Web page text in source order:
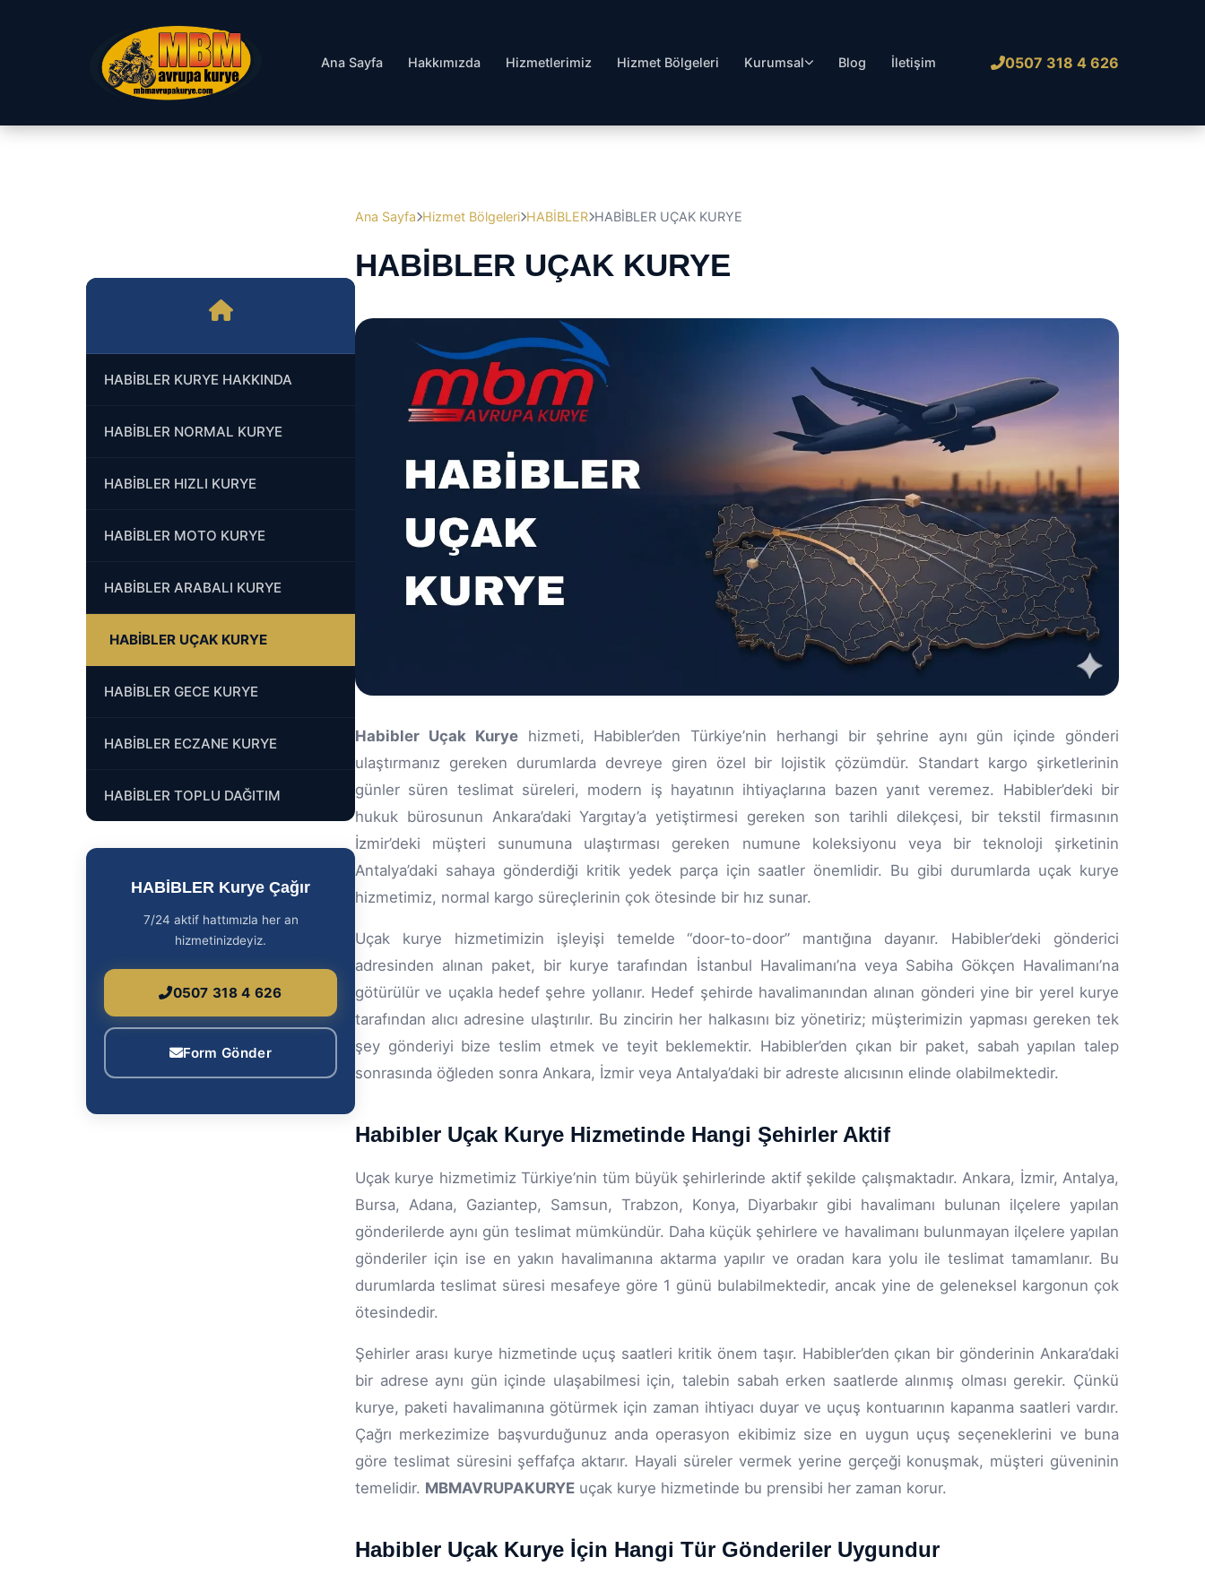
Ana Sayfa Hakkımızda Hizmetlerimiz Hizmet Bölgeleri Kurumsal Blog İletişim 0507 318 4 626
HABİBLER KURYE HAKKINDA
HABİBLER NORMAL KURYE
HABİBLER HIZLI KURYE
HABİBLER MOTO KURYE
HABİBLER ARABALI KURYE
HABİBLER UÇAK KURYE
HABİBLER GECE KURYE
HABİBLER ECZANE KURYE
HABİBLER TOPLU DAĞITIM
HABİBLER Kurye Çağır
7/24 aktif hattımızla her an
hizmetinizdeyiz.
0507 318 4 626
Form Gönder
Ana Sayfa Hizmet Bölgeleri HABİBLER HABİBLER UÇAK KURYE
HABİBLER UÇAK KURYE
Habibler Uçak Kuryehizmeti, Habibler’den Türkiye’nin herhangi bir şehrine aynı gün içinde gönderi
ulaştırmanız gereken durumlarda devreye giren özel bir lojistik çözümdür. Standart kargo şirketlerinin
günler süren teslimat süreleri, modern iş hayatının ihtiyaçlarına bazen yanıt veremez. Habibler’deki bir
hukuk bürosunun Ankara’daki Yargıtay’a yetiştirmesi gereken son tarihli dilekçesi, bir tekstil firmasının
İzmir’deki müşteri sunumuna ulaştırması gereken numune koleksiyonu veya bir teknoloji şirketinin
Antalya’daki sahaya gönderdiği kritik yedek parça için saatler önemlidir. Bu gibi durumlarda uçak kurye
hizmetimiz, normal kargo süreçlerinin çok ötesinde bir hız sunar.
Uçak kurye hizmetimizin işleyişi temelde “door-to-door” mantığına dayanır. Habibler’deki gönderici
adresinden alınan paket, bir kurye tarafından İstanbul Havalimanı’na veya Sabiha Gökçen Havalimanı’na
götürülür ve uçakla hedef şehre yollanır. Hedef şehirde havalimanından alınan gönderi yine bir yerel kurye
tarafından alıcı adresine ulaştırılır. Bu zincirin her halkasını biz yönetiriz; müşterimizin yapması gereken tek
şey gönderiyi bize teslim etmek ve teyit beklemektir. Habibler’den çıkan bir paket, sabah yapılan talep
sonrasında öğleden sonra Ankara, İzmir veya Antalya’daki bir adreste alıcısının elinde olabilmektedir.
Habibler Uçak Kurye Hizmetinde Hangi Şehirler Aktif
Uçak kurye hizmetimiz Türkiye’nin tüm büyük şehirlerinde aktif şekilde çalışmaktadır. Ankara, İzmir, Antalya,
Bursa, Adana, Gaziantep, Samsun, Trabzon, Konya, Diyarbakır gibi havalimanı bulunan ilçelere yapılan
gönderilerde aynı gün teslimat mümkündür. Daha küçük şehirlere ve havalimanı bulunmayan ilçelere yapılan
gönderiler için ise en yakın havalimanına aktarma yapılır ve oradan kara yolu ile teslimat tamamlanır. Bu
durumlarda teslimat süresi mesafeye göre 1 günü bulabilmektedir, ancak yine de geleneksel kargonun çok
ötesindedir.
Şehirler arası kurye hizmetinde uçuş saatleri kritik önem taşır. Habibler’den çıkan bir gönderinin Ankara’daki
bir adrese aynı gün içinde ulaşabilmesi için, talebin sabah erken saatlerde alınmış olması gerekir. Çünkü
kurye, paketi havalimanına götürmek için zaman ihtiyacı duyar ve uçuş kontuarının kapanma saatleri vardır.
Çağrı merkezimize başvurduğunuz anda operasyon ekibimiz size en uygun uçuş seçeneklerini ve buna
göre teslimat süresini şeffafça aktarır. Hayali süreler vermek yerine gerçeği konuşmak, müşteri güveninin
temelidir. MBMAVRUPAKURYE uçak kurye hizmetinde bu prensibi her zaman korur.
Habibler Uçak Kurye İçin Hangi Tür Gönderiler Uygundur